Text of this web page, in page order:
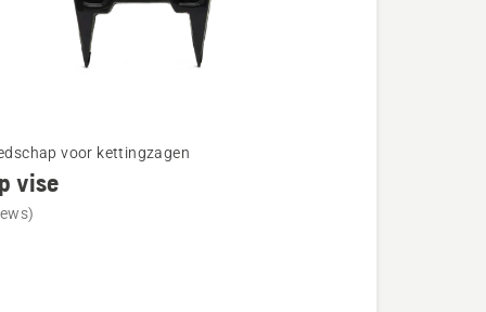
voor kettingzagen
vise